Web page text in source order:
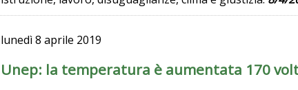
lunedì8 aprile 2019
Unep: la temperatura è aumentata 170